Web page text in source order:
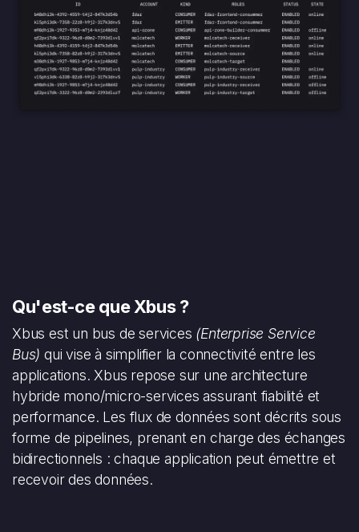
Qu'est-ce que Xbus ?
Xbus est un bus de services (Enterprise Service
Bus) qui vise à simplifier la connectivité entre les
applications. Xbus repose sur une architecture
hybride mono/micro-services assurant fiabilité et
performance. Les flux de données sont décrits sous
forme de pipelines, prenant en charge des échanges
bidirectionnels : chaque application peut émettre et
recevoir des données.